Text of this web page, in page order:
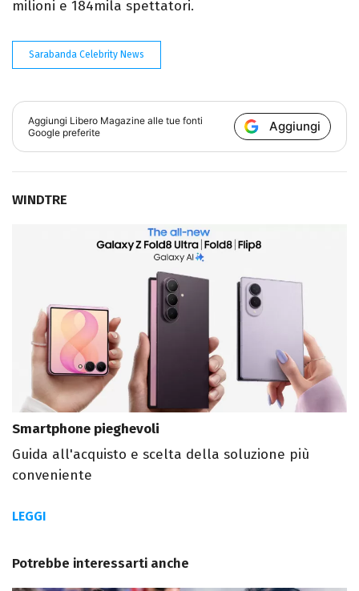
milioni e 184mila spettatori.
Sarabanda Celebrity News
Aggiungi Libero Magazine alle tue fonti
Google preferite
Aggiungi
WINDTRE
Smartphone pieghevoli
Guida all'acquisto e scelta della soluzione più
conveniente
LEGGI
Potrebbe interessarti anche